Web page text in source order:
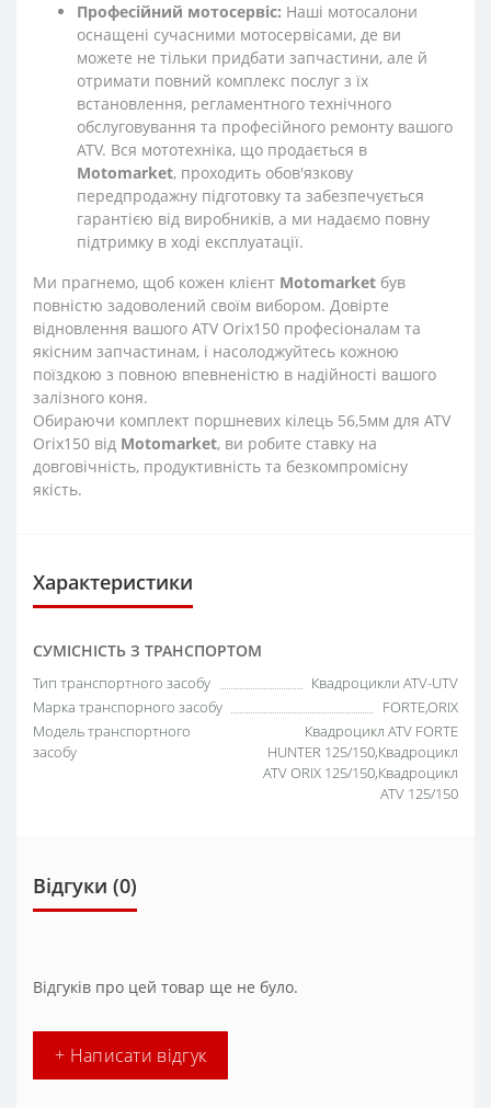
Професійний мотосервіс: Наші мотосалони
оснащені сучасними мотосервісами, де ви
можете не тільки придбати запчастини, але й
отримати повний комплекс послуг з їх
встановлення, регламентного технічного
обслуговування та професійного ремонту вашого
ATV. Вся мототехніка, що продається в
Motomarket, проходить обов'язкову
передпродажну підготовку та забезпечується
гарантією від виробників, а ми надаємо повну
підтримку в ході експлуатації.
Ми прагнемо, щоб кожен клієнт Motomarket був
повністю задоволений своїм вибором. Довірте
відновлення вашого ATV Orix150 професіоналам та
якісним запчастинам, і насолоджуйтесь кожною
поїздкою з повною впевненістю в надійності вашого
залізного коня.
Обираючи комплект поршневих кілець 56,5мм для ATV
Orix150 від Motomarket, ви робите ставку на
довговічність, продуктивність та безкомпромісну
якість.
Характеристики
СУМІСНІСТЬ З ТРАНСПОРТОМ
Тип транспортного засобу
Квадроцикли ATV-UTV
Марка транспорного засобу
FORTE,ORIX
Модель транспортного
засобу
Квадроцикл ATV FORTE
HUNTER 125/150,Квадроцикл
ATV ORIX 125/150,Квадроцикл
ATV 125/150
Відгуки (0)
Відгуків про цей товар ще не було.
+ Написати відгук